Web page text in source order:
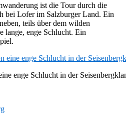
ist die Tour durch die
bei Lofer im Salzburger Land. Ein
teils über dem wilden
lange, enge Schlucht. Ein
enge Schlucht in der